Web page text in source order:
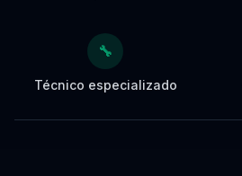
🔧
Técnico especializado